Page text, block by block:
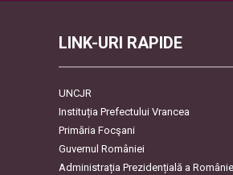
LINK-URI RAPIDE
UNCJR
Instituția Prefectului Vrancea
Primăria Focşani
Guvernul României
Administrația Prezidențială a